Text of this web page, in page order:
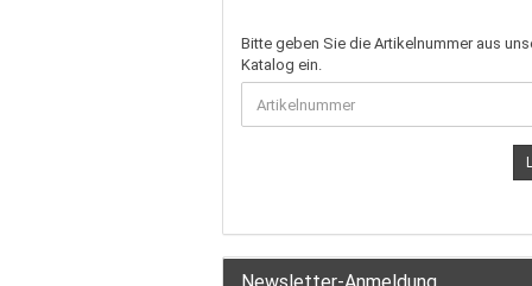
Bitte geben Sie die Artikelnummer aus
Katalog ein.